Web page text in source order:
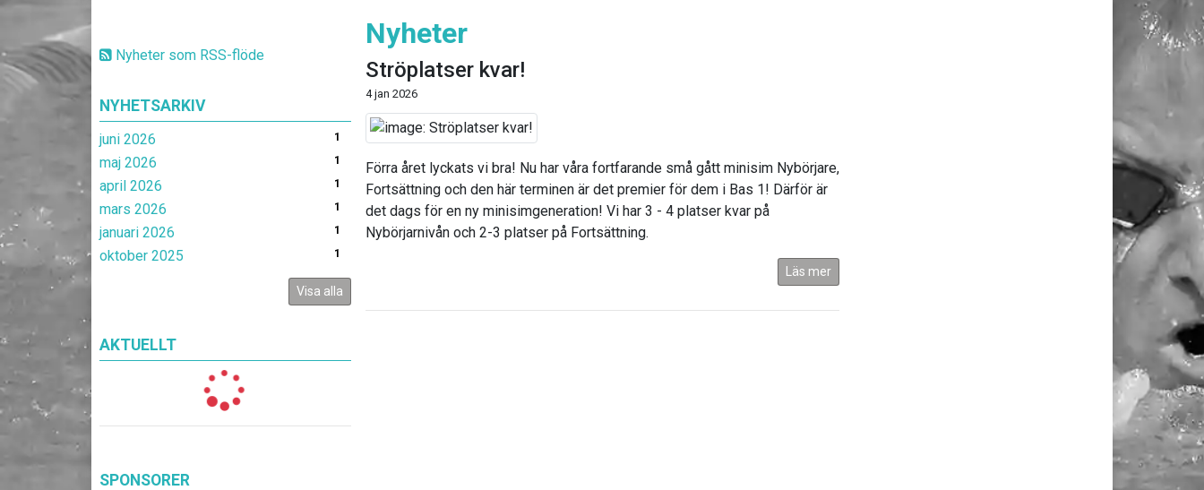
Nyheter som RSS-flöde
NYHETSARKIV
juni 2026 1
maj 2026 1
april 2026 1
mars 2026 1
januari 2026 1
oktober 2025 1
Visa alla
AKTUELLT
SPONSORER
Nyheter
Ströplatser kvar!
4 jan 2026
Förra året lyckats vi bra! Nu har våra fortfarande små gått minisim Nybörjare,
Fortsättning och den här terminen är det premier för dem i Bas 1! Därför är
det dags för en ny minisimgeneration! Vi har 3 - 4 platser kvar på
Nybörjarnivån och 2-3 platser på Fortsättning.
Läs mer